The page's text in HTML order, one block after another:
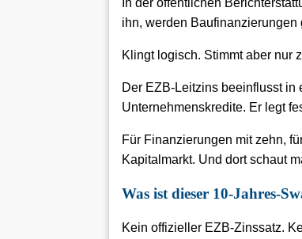
In der öffentlichen
ihn, werden Baufinanzierungen
Klingt logisch. Stimmt aber nur
Der EZB-Leitzins beeinflusst in
Unternehmenskredite. Er legt
Für Finanzierungen mit zehn,
Kapitalmarkt. Und dort schaut
Was ist dieser 10-Jahres-
Kein offizieller EZB-Zinssatz.